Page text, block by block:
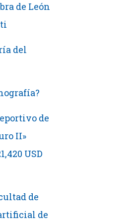
de León
del
de
II»
USD
de
de